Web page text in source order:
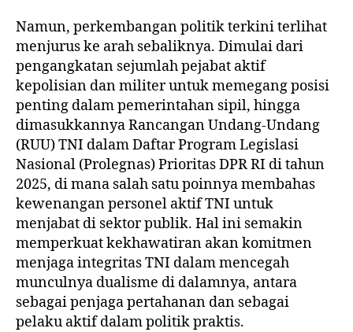
Namun, perkembangan politik terkini terlihat
menjurus ke arah sebaliknya. Dimulai dari
pengangkatan sejumlah pejabat aktif
kepolisian dan militer untuk memegang posisi
penting dalam pemerintahan sipil, hingga
dimasukkannya Rancangan Undang-Undang
(RUU) TNI dalam Daftar Program Legislasi
Nasional (Prolegnas) Prioritas DPR RI di tahun
2025, di mana salah satu poinnya membahas
kewenangan personel aktif TNI untuk
menjabat di sektor publik. Hal ini semakin
memperkuat kekhawatiran akan komitmen
menjaga integritas TNI dalam mencegah
munculnya dualisme di dalamnya, antara
sebagai penjaga pertahanan dan sebagai
pelaku aktif dalam politik praktis.